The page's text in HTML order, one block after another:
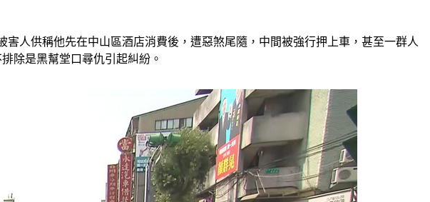
人供稱他先在中山區酒店消費後，遭惡煞尾隨，中間被強行押上車，甚至一群人
除是黑幫堂口尋仇引起糾紛。